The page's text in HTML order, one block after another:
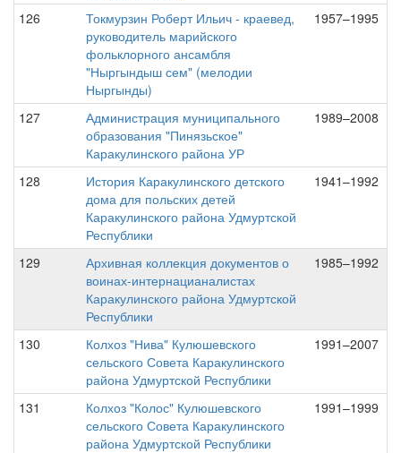
126
Токмурзин Роберт Ильич - краевед,
руководитель марийского
фольклорного ансамбля
"Ныргындыш сем" (мелодии
Ныргынды)
1957–1995
127
Администрация муниципального
образования "Пинязьское"
Каракулинского района УР
1989–2008
128
История Каракулинского детского
дома для польских детей
Каракулинского района Удмуртской
Республики
1941–1992
129
Архивная коллекция документов о
воинах-интернацианалистах
Каракулинского района Удмуртской
Республики
1985–1992
130
Колхоз "Нива" Кулюшевского
сельского Совета Каракулинского
района Удмуртской Республики
1991–2007
131
Колхоз "Колос" Кулюшевского
сельского Совета Каракулинского
района Удмуртской Республики
1991–1999